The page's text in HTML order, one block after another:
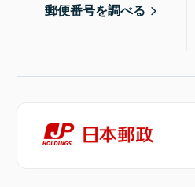
郵便番号を調べる